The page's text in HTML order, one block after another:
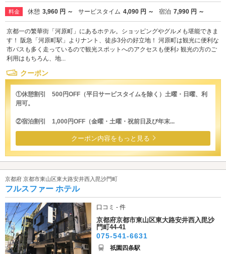
料金 休憩 3,960 円 ～ サービスタイム 4,090 円 ～ 宿泊 7,990 円 ～
京都一の繁華街「河原町」にあるホテル。ショッピングやグルメも堪能できま
す！ 阪急「河原町駅」よりナント、徒歩3分の好立地！ 河原町は観光に便利な
市バスも多く走っているので観光スポットへのアクセスも便利♪ 観光の方のご
利用はもちろん、地...
クーポン
①休憩割引 500円OFF（平日サービスタイムを除く）土曜・日曜、利
用可。
②宿泊割引 1,000円OFF（金曜・土曜・祝前日及び年末...
クーポン内容をもっと見る
京都府 京都市東山区東大路安井西入毘沙門町
フルスファー ホテル
口コミ - 件
京都府京都市東山区東大路安井西入毘沙
門町44-41
075-541-6631
祇園四条駅